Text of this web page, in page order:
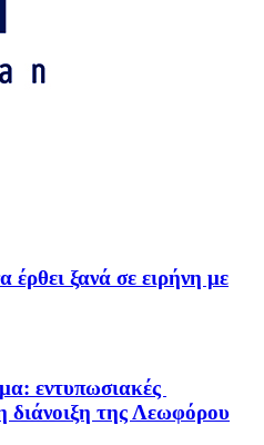
έρθει ξανά σε ειρήνη με
εντυπωσιακές
διάνοιξη της Λεωφόρου